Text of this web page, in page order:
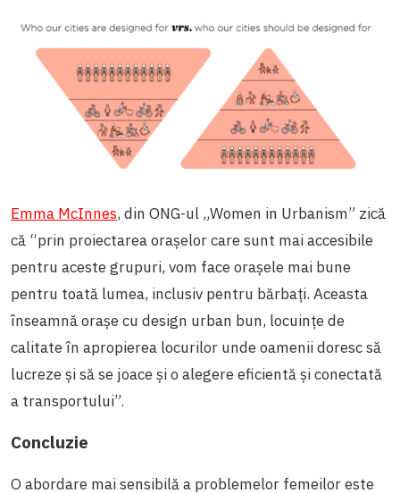
Emma McInnes, din ONG-ul „Women in Urbanism” zică
că “prin proiectarea orașelor care sunt mai accesibile
pentru aceste grupuri, vom face orașele mai bune
pentru toată lumea, inclusiv pentru bărbați. Aceasta
înseamnă orașe cu design urban bun, locuințe de
calitate în apropierea locurilor unde oamenii doresc să
lucreze și să se joace și o alegere eficientă și conectată
a transportului”.
Concluzie
O abordare mai sensibilă a problemelor femeilor este